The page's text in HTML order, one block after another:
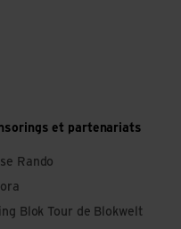
et partenariats
Rando
Blok Tour de Blokwelt